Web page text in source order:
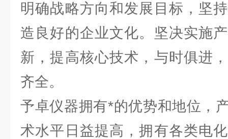
明确战略方向和发展目标，坚
造良好的企业文化。坚决实施
新，提高核心技术，与时俱进
齐全。
予卓仪器拥有*的优势和地位，
术水平日益提高，拥有各类电